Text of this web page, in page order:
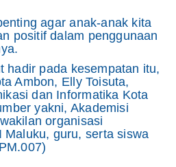
agar anak-anak kita
positif dalam penggunaan
hadir pada kesempatan itu,
Ambon, Elly Toisuta,
dan Informatika Kota
yakni, Akademisi
organisasi
Maluku, guru, serta siswa